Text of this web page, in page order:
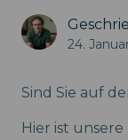
24.
Sind Sie auf
Hier ist